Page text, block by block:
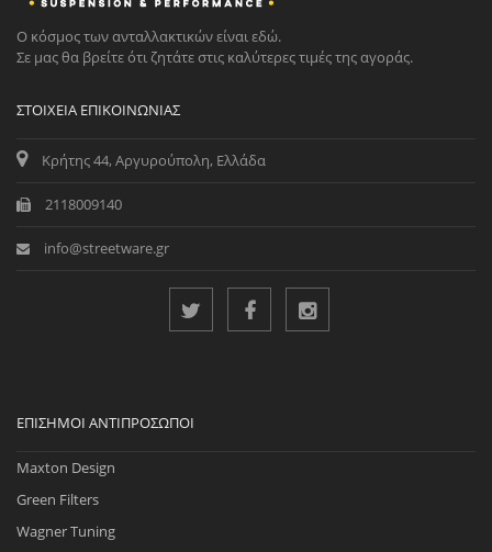
Ο κόσμος των ανταλλακτικών είναι εδώ.
Σε μας θα βρείτε ότι ζητάτε στις καλύτερες τιμές της αγοράς.
ΣΤΟΙΧΕΊΑ ΕΠΙΚΟΙΝΩΝΊΑΣ
Κρήτης 44, Αργυρούπολη, Ελλάδα
2118009140
info@streetware.gr
ΕΠΊΣΗΜΟΙ ΑΝΤΙΠΡΌΣΩΠΟΙ
Maxton Design
Green Filters
Wagner Tuning